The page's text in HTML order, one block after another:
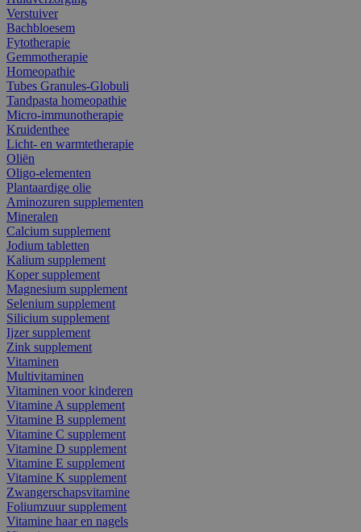
Verstuiver
Bachbloesem
Fytotherapie
Gemmotherapie
Homeopathie
Tubes Granules-Globuli
Tandpasta homeopathie
Micro-immunotherapie
Kruidenthee
Licht- en warmtetherapie
Oliën
Oligo-elementen
Plantaardige olie
Aminozuren supplementen
Mineralen
Calcium supplement
Jodium tabletten
Kalium supplement
Koper supplement
Magnesium supplement
Selenium supplement
Silicium supplement
Ijzer supplement
Zink supplement
Vitaminen
Multivitaminen
Vitaminen voor kinderen
Vitamine A supplement
Vitamine B supplement
Vitamine C supplement
Vitamine D supplement
Vitamine E supplement
Vitamine K supplement
Zwangerschapsvitamine
Foliumzuur supplement
Vitamine haar en nagels